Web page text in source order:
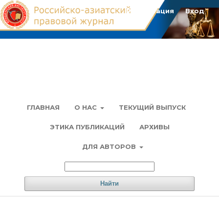
ГЛАВНАЯ О НАС ТЕКУЩИЙ ВЫПУСК
ЭТИКА ПУБЛИКАЦИЙ АРХИВЫ
ДЛЯ АВТОРОВ
Найти
Регистрация Вход